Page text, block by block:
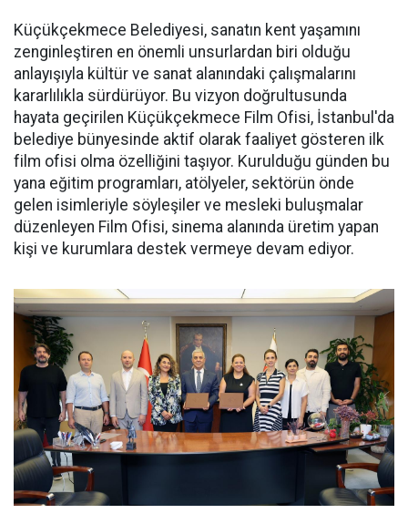
Küçükçekmece Belediyesi, sanatın kent yaşamını
zenginleştiren en önemli unsurlardan biri olduğu
anlayışıyla kültür ve sanat alanındaki çalışmalarını
kararlılıkla sürdürüyor. Bu vizyon doğrultusunda
hayata geçirilen Küçükçekmece Film Ofisi, İstanbul'da
belediye bünyesinde aktif olarak faaliyet gösteren ilk
film ofisi olma özelliğini taşıyor. Kurulduğu günden bu
yana eğitim programları, atölyeler, sektörün önde
gelen isimleriyle söyleşiler ve mesleki buluşmalar
düzenleyen Film Ofisi, sinema alanında üretim yapan
kişi ve kurumlara destek vermeye devam ediyor.